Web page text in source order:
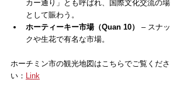
カー通り」とも呼ばれ、国際文化交流の場
として賑わう。
ホーティーキー市場（Quan 10）
– スナッ
クや生花で有名な市場。
ホーチミン市の観光地図はこちらでご覧くださ
い： Link